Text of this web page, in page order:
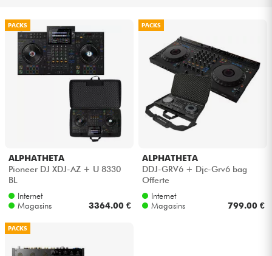
Home Studio
Casques
Micros & HF
Eclairage
PACKS
ALPHATHETA
Pioneer DJ XDJ-AZ + U 8330
BL
Internet
Magasins
3364.00 €
PACKS
ALPHATHETA
DDJ-GRV6 + Djc-Grv6 bag
Offerte
Internet
Magasins
799.00 €
PACKS